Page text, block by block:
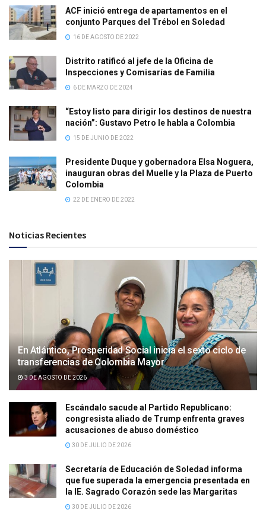
ACF inició entrega de apartamentos en el
conjunto Parques del Trébol en Soledad
16 DE AGOSTO DE 2022
Distrito ratificó al jefe de la Oficina de
Inspecciones y Comisarías de Familia
6 DE MARZO DE 2024
“Estoy listo para dirigir los destinos de nuestra
nación”: Gustavo Petro le habla a Colombia
15 DE JUNIO DE 2022
Presidente Duque y gobernadora Elsa Noguera,
inauguran obras del Muelle y la Plaza de Puerto
Colombia
22 DE ENERO DE 2022
Noticias Recientes
En Atlántico, Prosperidad Social inicia el sexto ciclo de
transferencias de Colombia Mayor
3 DE AGOSTO DE 2026
Escándalo sacude al Partido Republicano:
congresista aliado de Trump enfrenta graves
acusaciones de abuso doméstico
30 DE JULIO DE 2026
Secretaría de Educación de Soledad informa
que fue superada la emergencia presentada en
la IE. Sagrado Corazón sede las Margaritas
30 DE JULIO DE 2026